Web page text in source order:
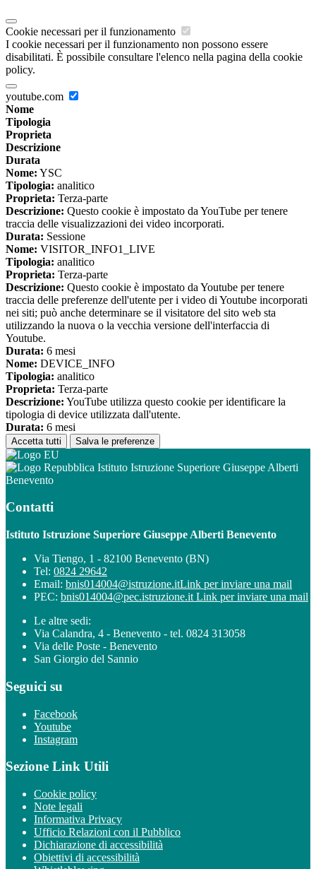
Cookie necessari per il funzionamento
I cookie necessari per il funzionamento non possono essere
disabilitati. È possibile consultare l'elenco nella pagina della cookie
policy.
youtube.com
Nome
Tipologia
Proprieta
Descrizione
Durata
Nome: YSC
Tipologia: analitico
Proprieta: Terza-parte
Descrizione: Questo cookie è impostato da YouTube per tenere
traccia delle visualizzazioni dei video incorporati.
Durata: Sessione
Nome: VISITOR_INFO1_LIVE
Tipologia: analitico
Proprieta: Terza-parte
Descrizione: Questo cookie è impostato da Youtube per tenere
traccia delle preferenze dell'utente per i video di Youtube incorporati
nei siti; può anche determinare se il visitatore del sito web sta
utilizzando la nuova o la vecchia versione dell'interfaccia di
Youtube.
Durata: 6 mesi
Nome: DEVICE_INFO
Tipologia: analitico
Proprieta: Terza-parte
Descrizione: YouTube utilizza questo cookie per identificare la
tipologia di device utilizzata dall'utente.
Durata: 6 mesi
Accetta tutti Salva le preferenze
Istituto Istruzione Superiore Giuseppe Alberti
Benevento
Contatti
Istituto Istruzione Superiore Giuseppe Alberti Benevento
Via Tiengo, 1 - 82100 Benevento (BN)
Tel: 0824 29642
Email: bnis014004@istruzione.itLink per inviare una mail
PEC: bnis014004@pec.istruzione.it Link per inviare una mail
Le altre sedi:
Via Calandra, 4 - Benevento - tel. 0824 313058
Via delle Poste - Benevento
San Giorgio del Sannio
Seguici su
Facebook
Youtube
Instagram
Sezione Link Utili
Cookie policy
Note legali
Informativa Privacy
Ufficio Relazioni con il Pubblico
Dichiarazione di accessibilità
Obiettivi di accessibilità